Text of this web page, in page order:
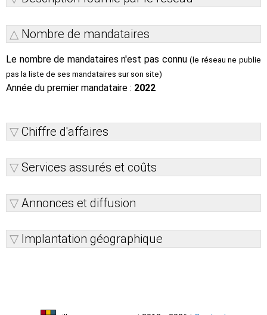
Nombre de mandataires
Le nombre de mandataires n'est pas connu(le réseau ne publie
pas la liste de ses mandataires sur son site)
Année du premier mandataire : 2022
Chiffre d'affaires
Services assurés et coûts
Annonces et diffusion
Implantation géographique